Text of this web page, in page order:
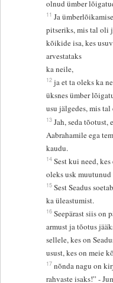
olnud ümber
11 Ja
pitseriks, mis tal oli
kõikide isa, kes
arvestataks
ka neile,
12 ja et ta oleks ka
üksnes ümber
usu jälgedes, mis
13 Jah, seda tõotust,
Aabrahamile ega
kaudu.
14 Sest kui need,
oleks usk
15 Sest Seadus
ka üleastumist.
16 Seepärast siis on
armust ja tõotus
sellele, kes on
usust, kes on meie
17 nõnda nagu on
rahvaste isaks!” -